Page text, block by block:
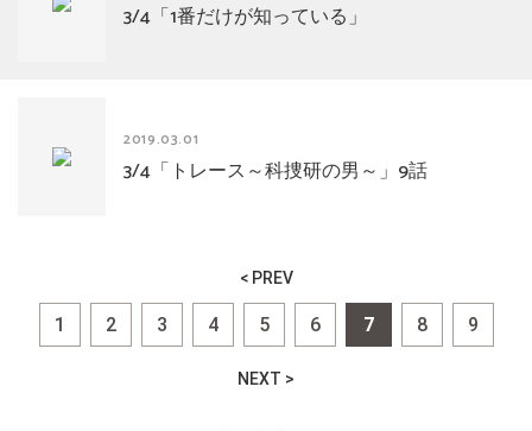
3/4「1番だけが知っている」
2019.03.01
3/4「トレース～科捜研の男～」9話
< PREV
1 2 3 4 5 6 7 8 9
NEXT >